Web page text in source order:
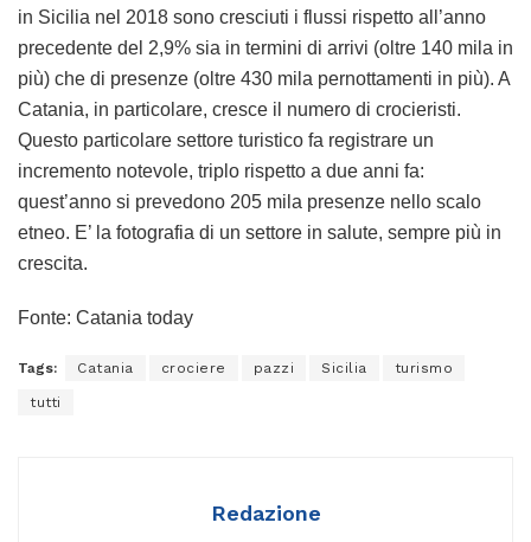
in Sicilia nel 2018 sono cresciuti i flussi rispetto all’anno
precedente del 2,9% sia in termini di arrivi (oltre 140 mila in
più) che di presenze (oltre 430 mila pernottamenti in più). A
Catania, in particolare, cresce il numero di crocieristi.
Questo particolare settore turistico fa registrare un
incremento notevole, triplo rispetto a due anni fa:
quest’anno si prevedono 205 mila presenze nello scalo
etneo. E’ la fotografia di un settore in salute, sempre più in
crescita.
Fonte: Catania today
Tags: Catania crociere pazzi Sicilia turismo
tutti
Redazione